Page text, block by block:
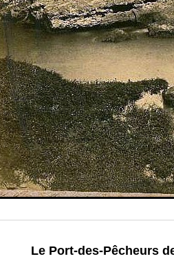
Le Port-des-Pêcheurs